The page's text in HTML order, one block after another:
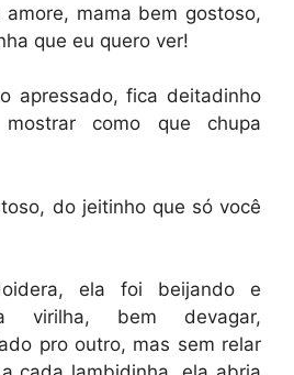
amore, mama bem gostoso,
que eu quero ver!
apressado, fica deitadinho
como que chupa
do jeitinho que só você
ela foi beijando e
virilha, bem devagar,
pro outro, mas sem relar